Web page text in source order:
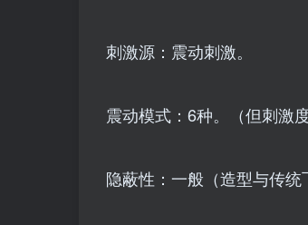
刺激源：震动刺激。
震动模式：6种。（但刺激
隐蔽性：一般（造型与传统